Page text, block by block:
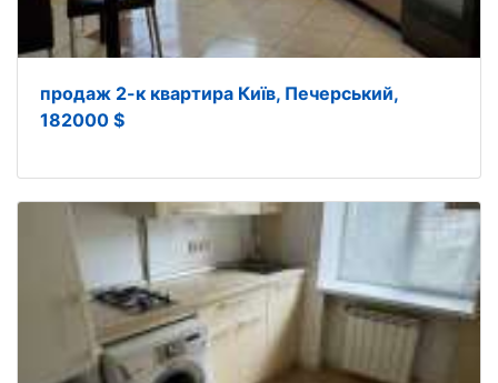
продаж 2-к квартира Київ, Печерський,
182000 $